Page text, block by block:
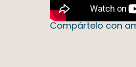
Compártelo con